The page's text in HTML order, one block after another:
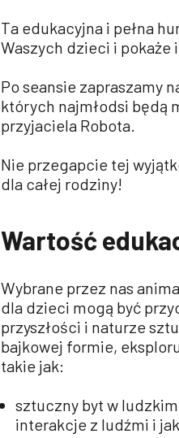
Ta edukacyjna i pełna
Waszych dzieci i pokaże
Po seansie zapraszamy
których najmłodsi będą
przyjaciela Robota.
Nie przegapcie tej
dla całej rodziny!
Wartość
Wybrane przez nas
dla dzieci mogą być
przyszłości i naturze
bajkowej formie,
takie jak:
sztuczny byt w
interakcje z ludźmi i